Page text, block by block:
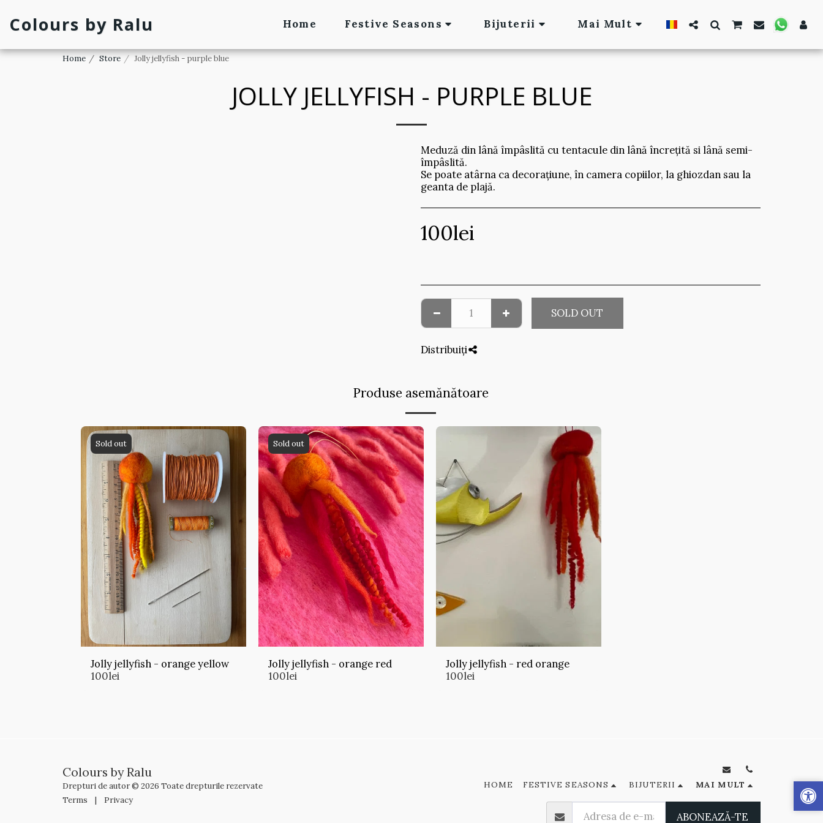
Colours by Ralu Home Festive Seasons Bijuterii Mai Mult
Home Store Jolly jellyfish - purple blue
JOLLY JELLYFISH - PURPLE BLUE
Meduză din lână împâslită cu tentacule din lână încrețită si lână semi-
împâslită.
Se poate atârna ca decorațiune, în camera copiilor, la ghiozdan sau la
geanta de plajă.
100lei
SOLD OUT
Distribuiți
Produse asemănătoare
Sold out
Jolly jellyfish - orange yellow
100lei
Sold out
Jolly jellyfish - orange red
100lei
Jolly jellyfish - red orange
100lei
Colours by Ralu
Drepturi de autor © 2026 Toate drepturile rezervate
Terms | Privacy
HOME FESTIVE SEASONS BIJUTERII MAI MULT
ABONEAZĂ-TE